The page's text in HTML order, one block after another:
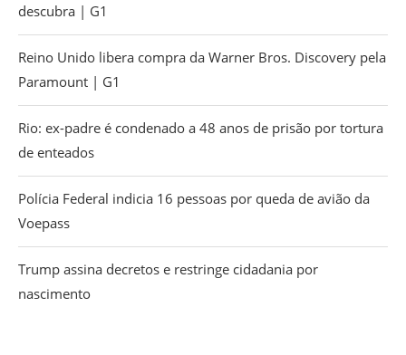
descubra | G1
Reino Unido libera compra da Warner Bros. Discovery pela
Paramount | G1
Rio: ex-padre é condenado a 48 anos de prisão por tortura
de enteados
Polícia Federal indicia 16 pessoas por queda de avião da
Voepass
Trump assina decretos e restringe cidadania por
nascimento